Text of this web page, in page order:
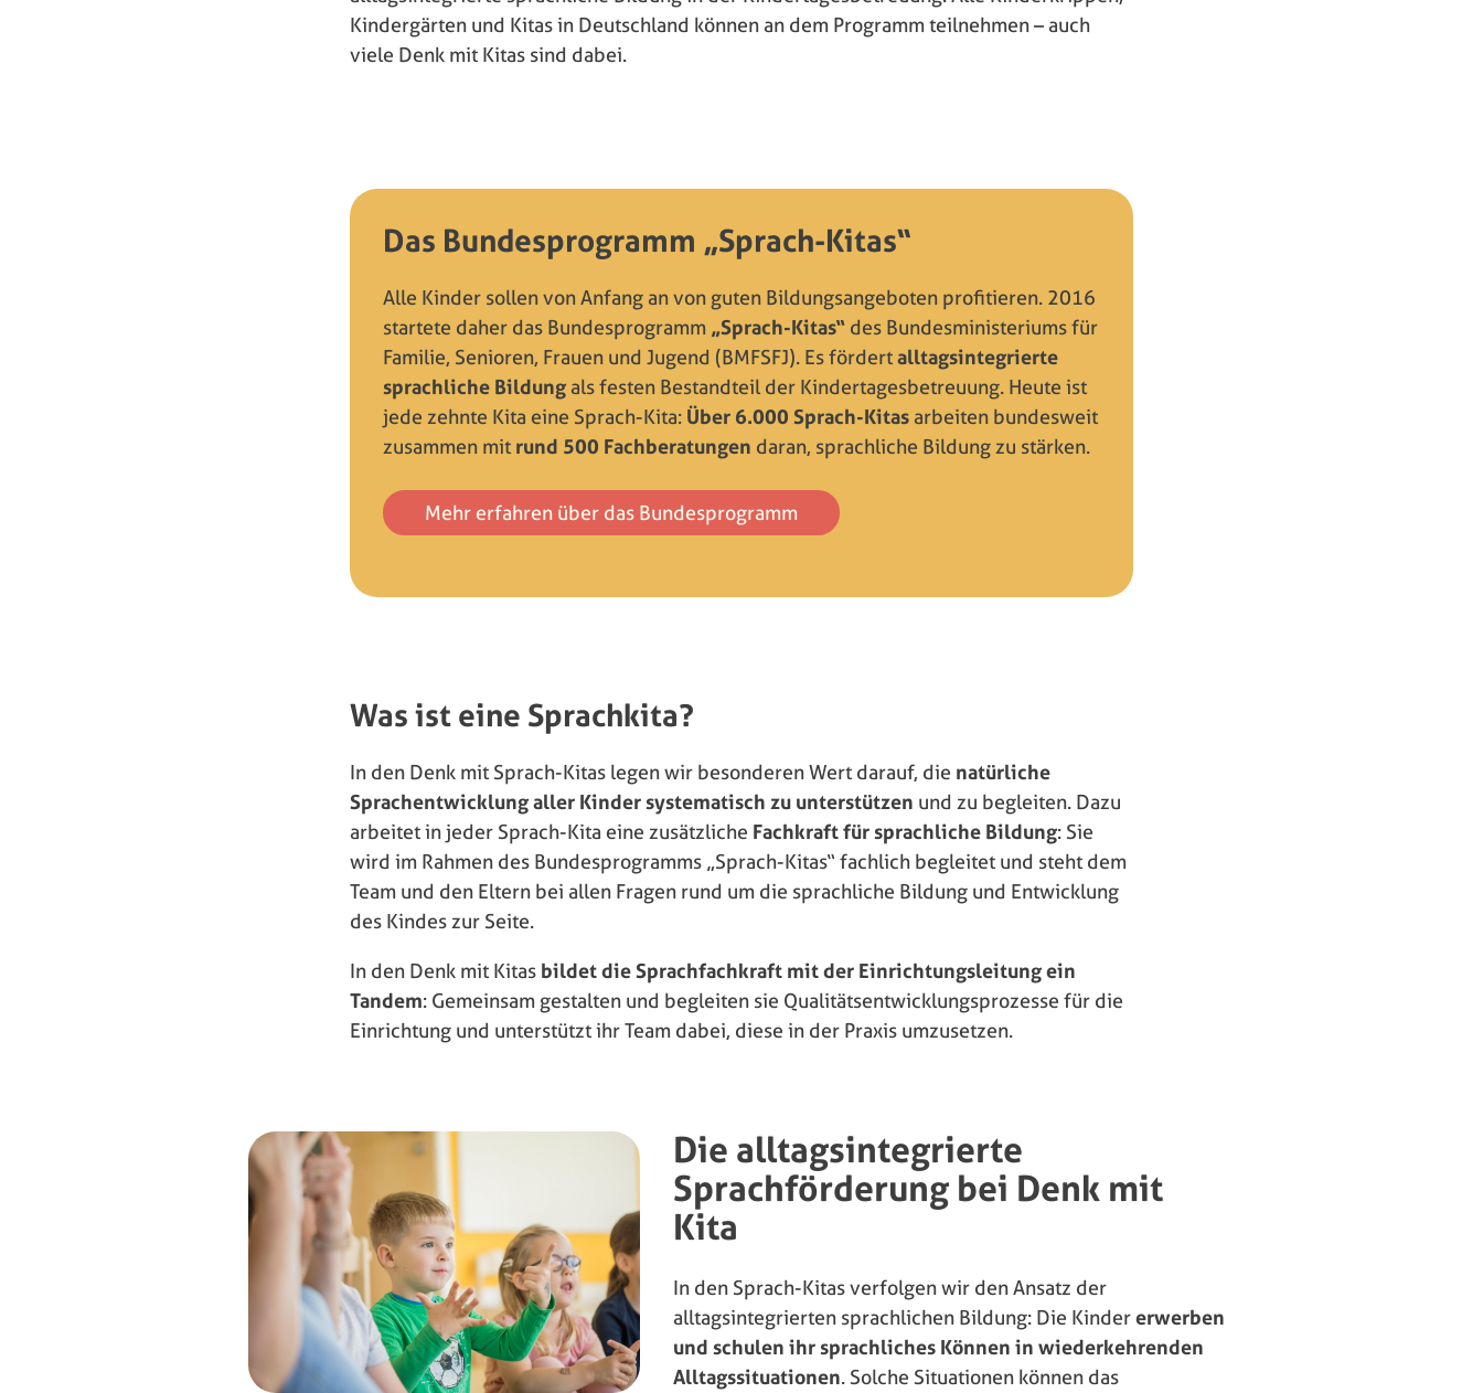
Kindergärten und Kitas in Deutschland können an dem Programm teilnehmen – auch
viele Denk mit Kitas sind dabei.
Das Bundesprogramm „Sprach-Kitas“
Alle Kinder sollen von Anfang an von guten Bildungsangeboten profitieren. 2016
startete daher das Bundesprogramm „Sprach-Kitas“ des Bundesministeriums für
Familie, Senioren, Frauen und Jugend (BMFSFJ). Es fördertalltagsintegrierte
sprachliche Bildung als festen Bestandteil der Kindertagesbetreuung. Heute ist
jede zehnte Kita eine Sprach-Kita: Über 6.000 Sprach-Kitas arbeiten bundesweit
zusammen mit rund 500 Fachberatungen daran, sprachliche Bildung zu stärken.
Mehr erfahren über das Bundesprogramm
Was ist eine Sprachkita?
In den Denk mit Sprach-Kitas legen wir besonderen Wert darauf, die natürliche
Sprachentwicklung aller Kinder systematisch zu unterstützen und zu begleiten. Dazu
arbeitet in jeder Sprach-Kita eine zusätzliche Fachkraft für sprachliche Bildung: Sie
wird im Rahmen des Bundesprogramms „Sprach-Kitas“ fachlich begleitet und steht dem
Team und den Eltern bei allen Fragen rund um die sprachliche Bildung und Entwicklung
des Kindes zur Seite.
In den Denk mit Kitas bildet die Sprachfachkraft mit der Einrichtungsleitung ein
Tandem: Gemeinsam gestalten und begleiten sie Qualitätsentwicklungsprozesse für die
Einrichtung und unterstützt ihr Team dabei, diese in der Praxis umzusetzen.
Die alltagsintegrierte
Sprachförderung bei Denk mit
Kita
In den Sprach-Kitas verfolgen wir den Ansatz der
alltagsintegrierten sprachlichen Bildung: Die Kindererwerben
und schulen ihr sprachliches Können in wiederkehrenden
Alltagssituationen. Solche Situationen können das